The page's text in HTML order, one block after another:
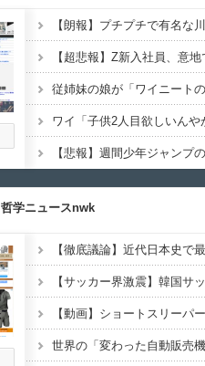
哲学ニュースnwk
世界の「変わった自動販売